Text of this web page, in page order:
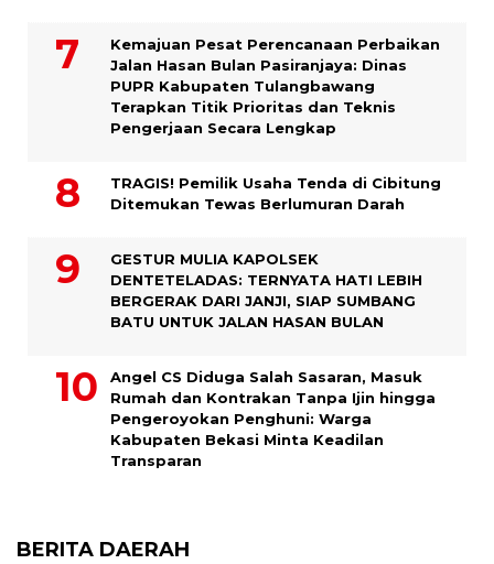
Kemajuan Pesat Perencanaan Perbaikan
Jalan Hasan Bulan Pasiranjaya: Dinas
PUPR Kabupaten Tulangbawang
Terapkan Titik Prioritas dan Teknis
Pengerjaan Secara Lengkap
TRAGIS! Pemilik Usaha Tenda di Cibitung
Ditemukan Tewas Berlumuran Darah
GESTUR MULIA KAPOLSEK
DENTETELADAS: TERNYATA HATI LEBIH
BERGERAK DARI JANJI, SIAP SUMBANG
BATU UNTUK JALAN HASAN BULAN
Angel CS Diduga Salah Sasaran, Masuk
Rumah dan Kontrakan Tanpa Ijin hingga
Pengeroyokan Penghuni: Warga
Kabupaten Bekasi Minta Keadilan
Transparan
BERITA DAERAH